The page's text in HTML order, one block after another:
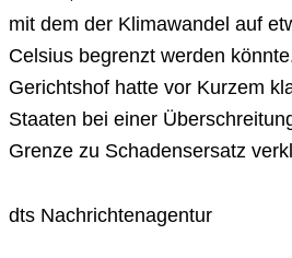
mit dem der Klimawandel auf
Celsius begrenzt werden
Gerichtshof hatte vor Kurzem
Staaten bei einer
Grenze zu Schadensersatz
dts Nachrichtenagentur